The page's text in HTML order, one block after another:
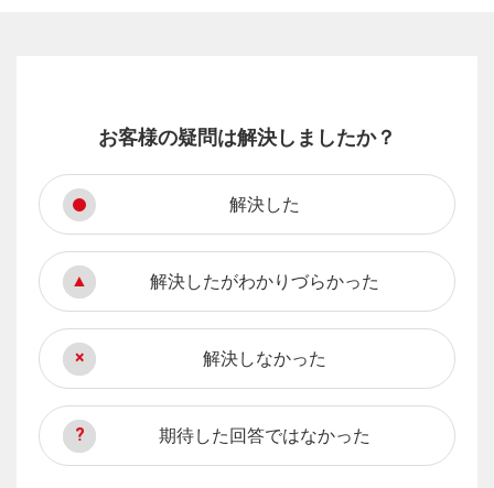
お客様の疑問は解決しましたか？
解決した
解決したがわかりづらかった
解決しなかった
期待した回答ではなかった